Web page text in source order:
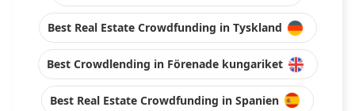
Best Real Estate Crowdfunding in Tyskland
Best Crowdlending in Förenade kungariket
Best Real Estate Crowdfunding in Spanien